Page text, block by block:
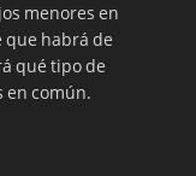
menores en
que habrá de
qué tipo de
en común.